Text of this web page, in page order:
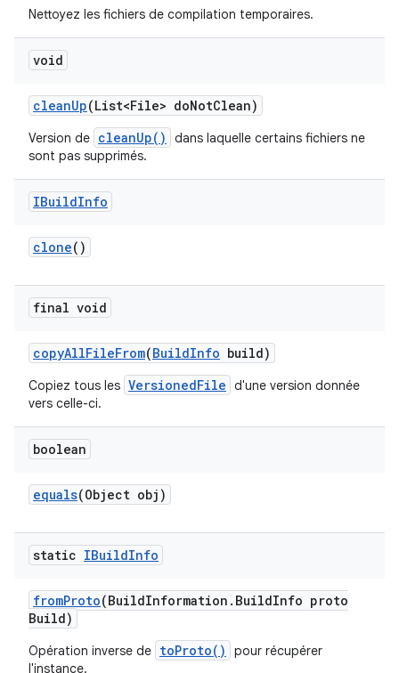
Nettoyez les fichiers de compilation temporaires.
void
cleanUp(List<File> doNotClean)
Version de cleanUp()
dans laquelle certains fichiers ne
sont pas supprimés.
IBuildInfo
clone()
final void
copyAllFileFrom(BuildInfo build)
Copiez tous les VersionedFile d'une version donnée
vers celle-ci.
boolean
equals(Object obj)
static IBuildInfo
fromProto(BuildInformation . BuildInfo proto
Build)
Opération inverse de toProto()
pour récupérer
l'instance.